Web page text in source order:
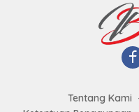
Tentang Kami